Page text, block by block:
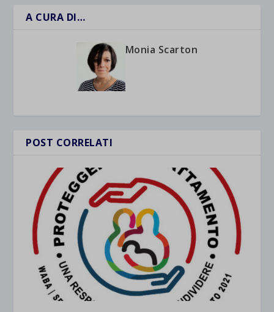
A CURA DI…
Monia Scarton
POST CORRELATI
wpc*